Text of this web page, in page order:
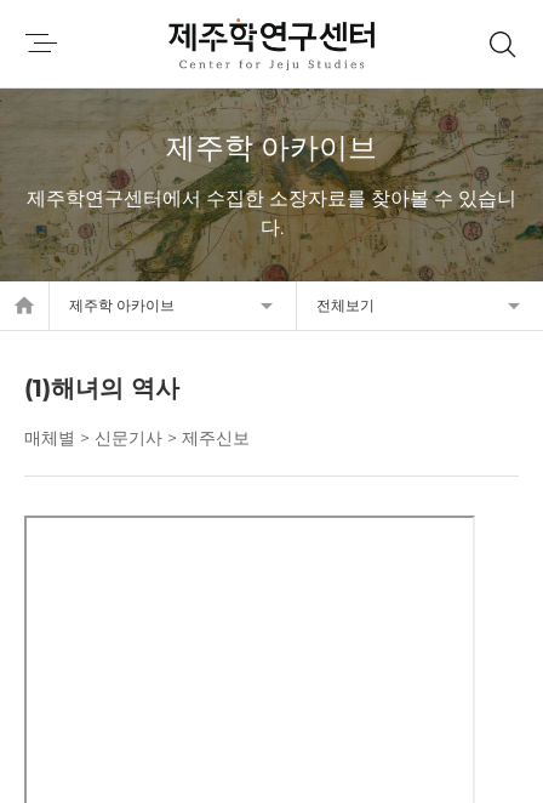
제주학 아카이브
제주학연구센터에서 수집한 소장자료를 찾아볼 수 있습니
다.
home 제주학 아카이브 전체보기
(1)해녀의 역사
매체별 > 신문기사 > 제주신보